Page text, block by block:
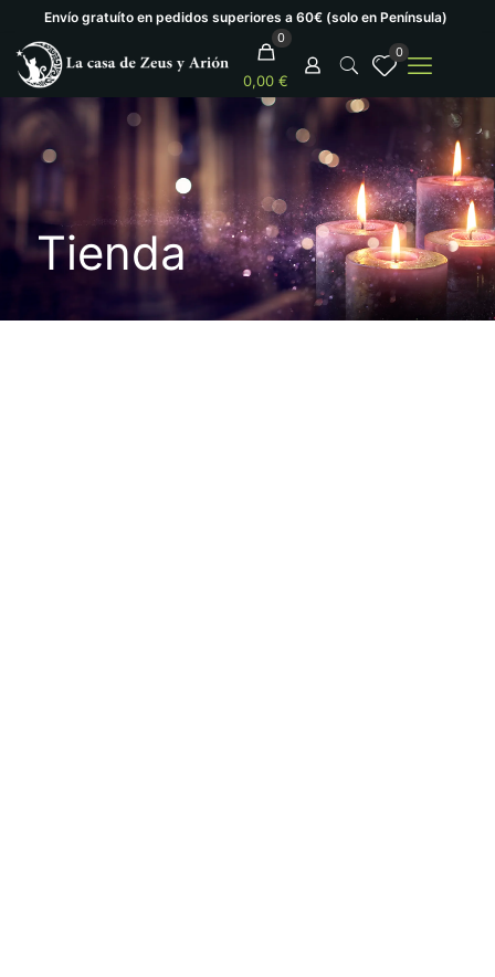
Envío gratuíto en pedidos superiores a 60€ (solo en Península)
0
0,00 €
0
Tienda